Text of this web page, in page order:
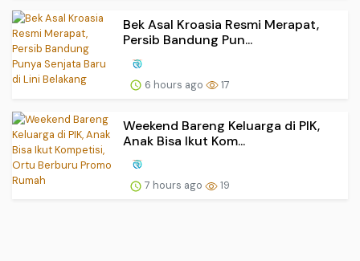
Bek Asal Kroasia Resmi Merapat,
Persib Bandung Pun...
6 hours ago 17
Weekend Bareng Keluarga di PIK,
Anak Bisa Ikut Kom...
7 hours ago 19